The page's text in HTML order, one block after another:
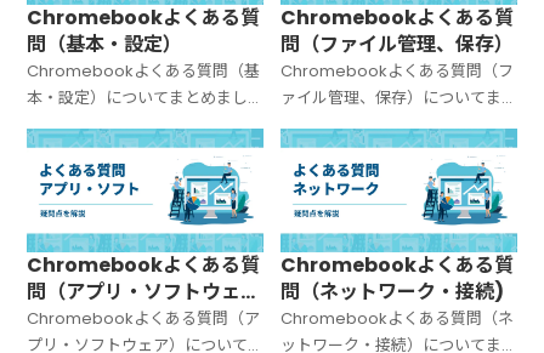
Chromebookよくある質
問（基本・設定）
Chromebookよくある質問（基
本・設定）についてまとめまし
た。
Chromebookよくある質
問（ファイル管理、保存）
Chromebookよくある質問（フ
ァイル管理、保存）についてま
とめました。
Chromebookよくある質
問（アプリ・ソフトウェ
ア）
Chromebookよくある質問（ア
プリ・ソフトウェア）について
Chromebookよくある質
問（ネットワーク・接続)
Chromebookよくある質問（ネ
ットワーク・接続）についてま